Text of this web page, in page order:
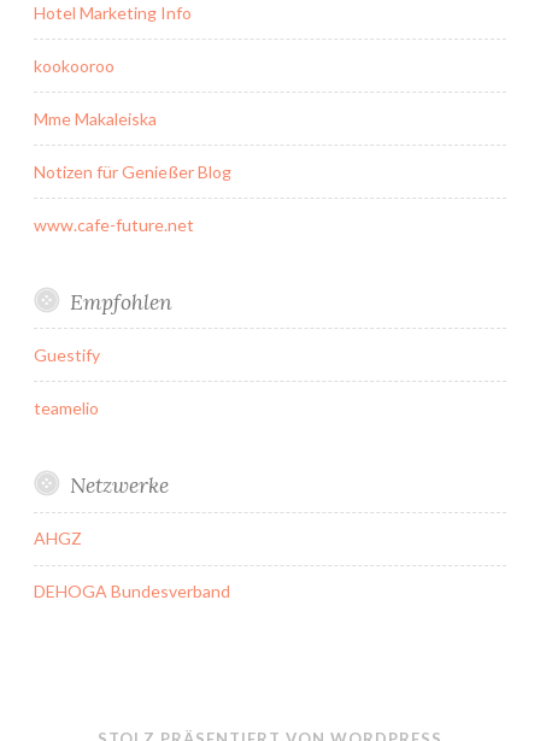
Hotel Marketing Info
kookooroo
Mme Makaleiska
Notizen für Genießer Blog
www.cafe-future.net
Empfohlen
Guestify
teamelio
Netzwerke
AHGZ
DEHOGA Bundesverband